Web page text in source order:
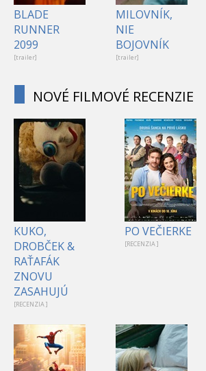
BLADE
RUNNER
2099
[trailer]
MILOVNÍK,
NIE
BOJOVNÍK
[trailer]
NOVÉ FILMOVÉ RECENZIE
KUKO,
DROBČEK &
RAŤAFÁK
ZNOVU
ZASAHUJÚ
[RECENZIA ]
PO VEČIERKE
[RECENZIA ]